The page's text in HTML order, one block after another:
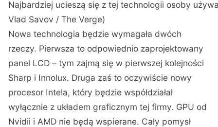
Najbardziej ucieszą się z tej technologii osoby
Vlad Savov / The Verge)
Nowa technologia będzie wymagała dwóch
rzeczy. Pierwsza to odpowiednio zaprojektowany
panel LCD – tym zajmą się w pierwszej kolejności
Sharp i Innolux. Druga zaś to oczywiście nowy
procesor Intela, który będzie współdziałał
wyłącznie z układem graficznym tej firmy. GPU od
Nvidii i AMD nie będą wspierane. Cały pomysł